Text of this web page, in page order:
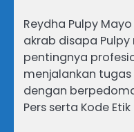
Reydha Pulpy
akrab disapa
pentingnya
menjalankan
dengan
Pers serta Kode